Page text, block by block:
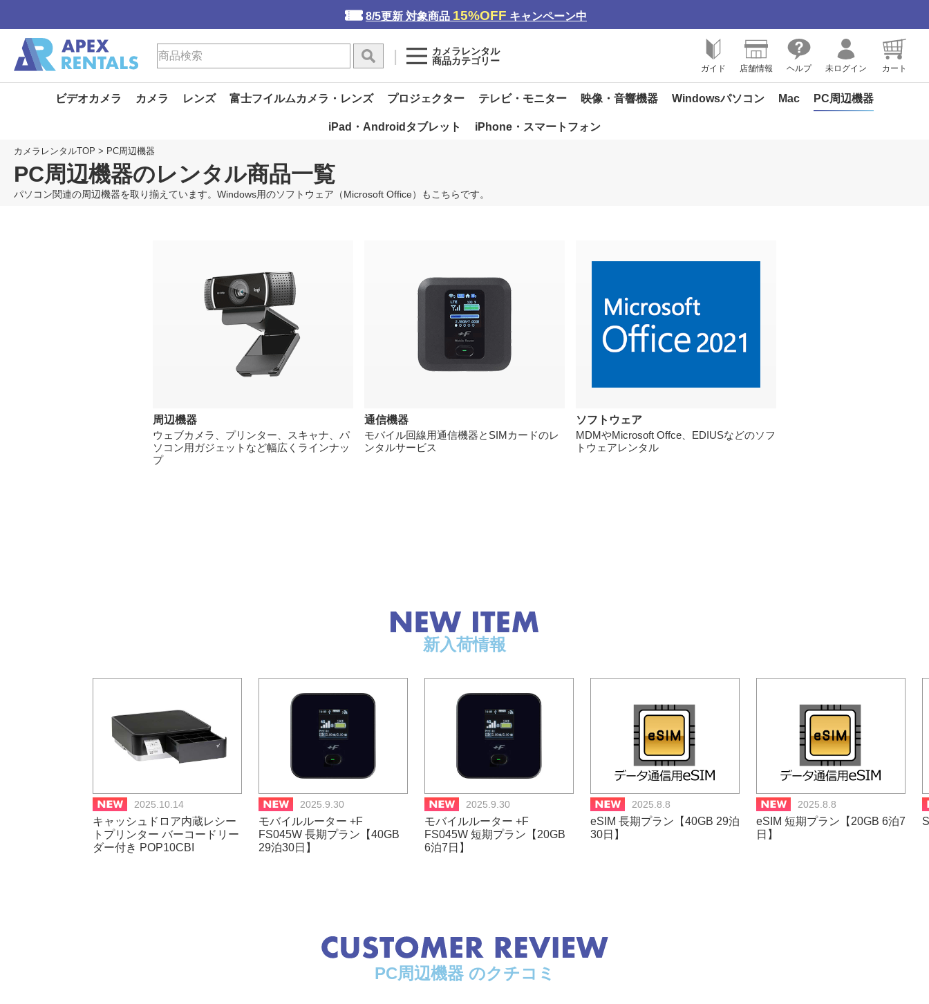
8/5更新 対象商品 15%OFF キャンペーン中
カメラレンタル
商品カテゴリー
ガイド 店舗情報 ヘルプ 未ログイン カート
ビデオカメラ カメラ レンズ 富士フイルムカメラ・レンズ プロジェクター テレビ・モニター 映像・音響機器 Windowsパソコン Mac PC周辺機器
iPad・Androidタブレット iPhone・スマートフォン
カメラレンタルTOP > PC周辺機器
PC周辺機器のレンタル商品一覧
パソコン関連の周辺機器を取り揃えています。Windows用のソフトウェア（Microsoft Office）もこちらです。
周辺機器
ウェブカメラ、プリンター、スキャナ、パ
ソコン用ガジェットなど幅広くラインナッ
プ
通信機器
モバイル回線用通信機器とSIMカードのレ
ンタルサービス
ソフトウェア
MDMやMicrosoft Offce、EDIUSなどのソフ
トウェアレンタル
新入荷情報
2025.10.14
キャッシュドロア内蔵レシー
トプリンター バーコードリー
ダー付き POP10CBI
2025.9.30
モバイルルーター +F
FS045W 長期プラン【40GB
29泊30日】
2025.9.30
モバイルルーター +F
FS045W 短期プラン【20GB
6泊7日】
2025.8.8
eSIM 長期プラン【40GB 29泊
30日】
2025.8.8
eSIM 短期プラン【20GB 6泊7
日】
PC周辺機器 のクチコミ